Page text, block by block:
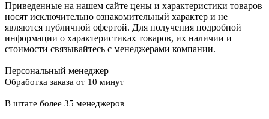
Приведенные на нашем сайте цены и характеристики товаров
носят исключительно ознакомительный характер и не
являются публичной офертой. Для получения подробной
информации о характеристиках товаров, их наличии и
стоимости связывайтесь с менеджерами компании.
Персональный менеджер
Обработка заказа от 10 минут
В штате более 35 менеджеров